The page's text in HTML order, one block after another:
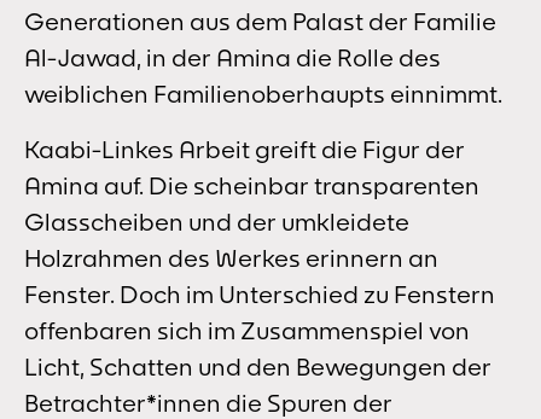
Generationen aus dem Palast der Familie
Al-Jawad, in der Amina die Rolle des
weiblichen Familienoberhaupts einnimmt.
Kaabi-Linkes Arbeit greift die Figur der
Amina auf. Die scheinbar transparenten
Glasscheiben und der umkleidete
Holzrahmen des Werkes erinnern an
Fenster. Doch im Unterschied zu Fenstern
offenbaren sich im Zusammenspiel von
Licht, Schatten und den Bewegungen der
Betrachter*innen die Spuren der